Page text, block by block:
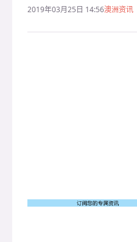
2019年03月25日 14:56澳洲资讯